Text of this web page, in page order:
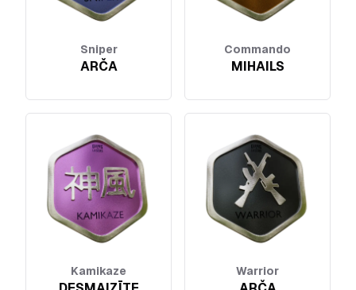
Sniper
ARČA
Commando
MIHAILS
Kamikaze Warrior